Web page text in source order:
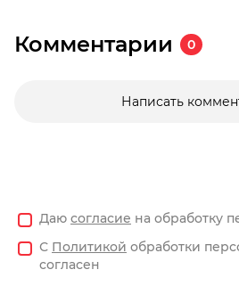
Комментарии 0
Написать
Даю согласие на обработку
С Политикой обработки
согласен